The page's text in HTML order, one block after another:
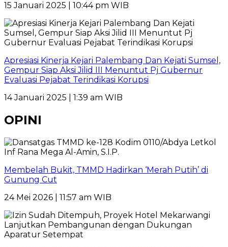
15 Januari 2025 | 10:44 pm WIB
Apresiasi Kinerja Kejari Palembang Dan Kejati Sumsel,
Gempur Siap Aksi Jilid III Menuntut Pj Gubernur
Evaluasi Pejabat Terindikasi Korupsi
14 Januari 2025 | 1:39 am WIB
OPINI
Membelah Bukit, TMMD Hadirkan ‘Merah Putih’ di
Gunung Cut
24 Mei 2026 | 11:57 am WIB